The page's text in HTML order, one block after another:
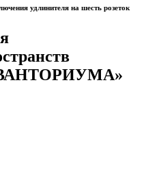
удлинителя на шесть розеток